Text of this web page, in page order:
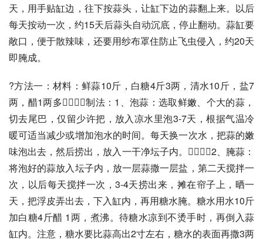
天，用手贴缸边，往下按蒜头，让缸下边的蒜翻上来。以后
每天按动一次，约15天后蒜头自动沉底，停止翻动。蒜缸要
敞口，便于散辣味，还要用纱布罩住防止飞虫侵入，约20天
即腌成。
?方法一：材料：鲜蒜10斤，白糖4斤3两，清水10斤，盐7
两，醋1两多制法：1、泡蒜：选取鲜嫩、个大的蒜，
切去尾巴，仅留少许把，放入凉水里泡3-7天，根据气温冷
暖可适当减少或增加泡水的时间。每天换一次水，把蒜的嫩
味泡出去，然后捞出，放入一干净坛子内。2、腌蒜：
将泡好的蒜放入坛子内，放一层蒜撒一层盐，第二天搅拌一
次，以后每天搅拌一次，3-4天捞出来，摊在帘子上，晒一
天，把浮皮弄出去，下入缸内，再用糖水腌。糖水用水10斤
加白糖4斤醋 1两，煮沸。待糖水凉到不烫手时，再倒入蒜
缸内。注意，糖水要比蒜高出2寸左右，糖水的表面再撒3两